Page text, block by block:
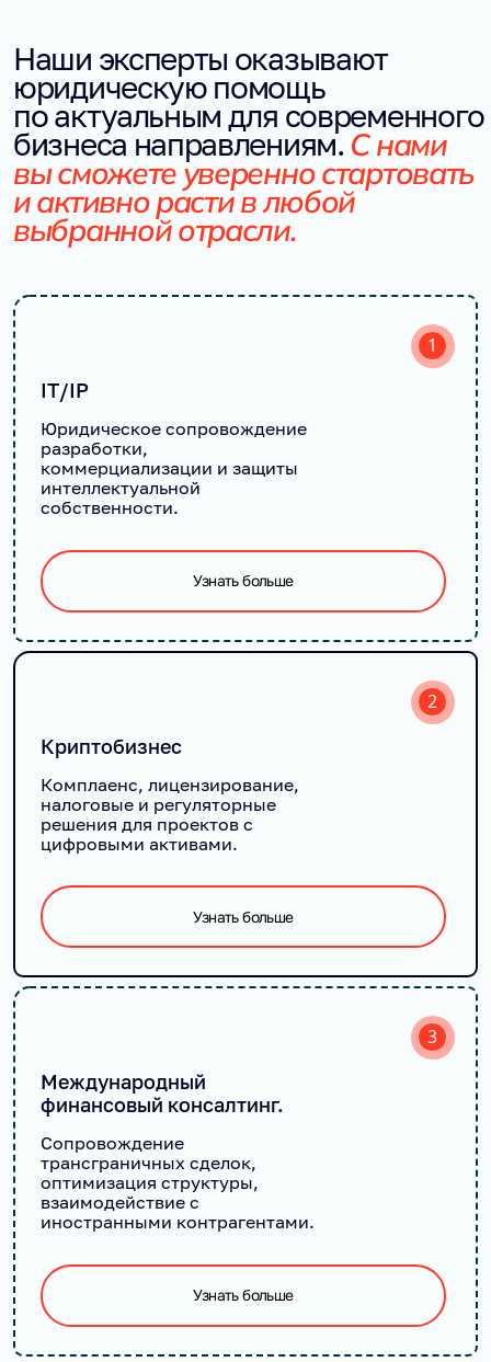
юридическую помощь, но и сильного партнёра,
который помогает уверенно развиваться,
масштабировать бизнес и превращать
сложность в новые возможности.
Наши эксперты оказывают
юридическую помощь
по актуальным для современного
бизнеса направлениям. С нами
вы сможете уверенно стартовать
и активно расти в любой
выбранной отрасли.
1
IT/IP
Юридическое сопровождение
разработки,
коммерциализации и защиты
интеллектуальной
собственности.
Узнать больше
2
Криптобизнес
Комплаенс, лицензирование,
налоговые и регуляторные
решения для проектов с
цифровыми активами.
Узнать больше
3
Международный
финансовый консалтинг.
Сопровождение
трансграничных сделок,
оптимизация структуры,
взаимодействие с
иностранными контрагентами.
Узнать больше